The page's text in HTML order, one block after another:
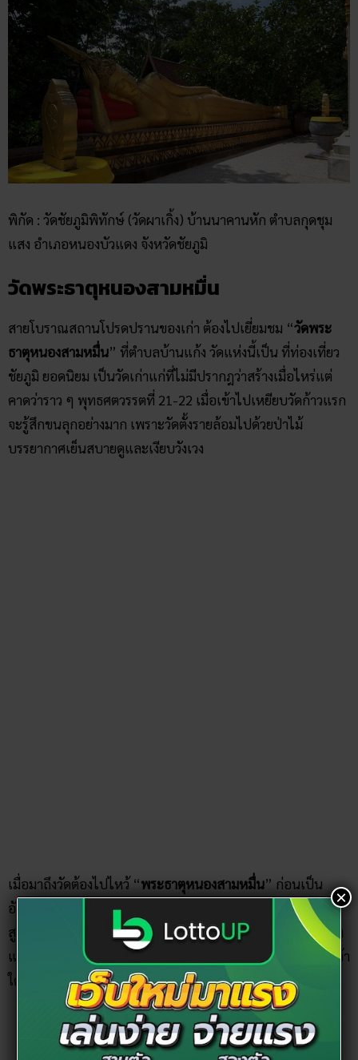
พิกัด : วัดชัยภูมิพิทักษ์ (วัดผาเกิ้ง) บ้านนาคานหัก ตำบลกุดชุม
แสง อำเภอหนองบัวแดง จังหวัดชัยภูมิ
วัดพระธาตุหนองสามหมื่น
สายโบราณสถานโปรดปรานของเก่า ต้องไปเยี่ยมชม “
วัดพระ
ชัยภูมิ ยอดนิยม เป็นวัดเก่าแก่ที่ไม่มีปรากฎว่าสร้างเมื่อไหร่แต่
คาดว่าราว ๆ พุทธศตวรรตที่ 21-22 เมื่อเข้าไปเหยียบวัดก้าวแรก
จะรู้สึกขนลุกอย่างมาก เพราะวัดตั้งรายล้อมไปด้วยป่าไม้
บรรยากาศเย็นสบายดูและเงียบวังเวง
หลังจากนั้นก็สามารถเดินชมรอบ ๆ วัดได้ ซึ่งจะเห็นรูปปั้นคนปีน
ต้นงิ้ว คนตกนรกที่ชวนขนหัวลุกเต็มไปหมด ซึ่งคอนเซ็ปต์มุ่งสอน
ให้คนทำดีและกลัวบาป เดินผ่านหน่อยก็จะเจอ “พระนอนองค์
ใหญ่” สีทองอร่ามตั้งอลังการอยู่ด้วย สามารถหยุดไหว้ขอโชคลาภ
×